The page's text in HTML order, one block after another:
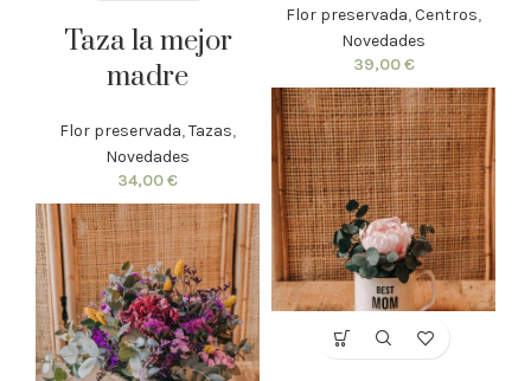
Flor preservada,Centros,
Novedades
39,00€
Taza la mejor
madre
Flor preservada,Tazas,
Novedades
34,00€